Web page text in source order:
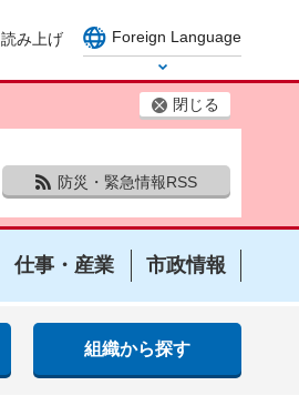
閉じる
防災・緊急情報RSS
読み上げ
Foreign Language
Select Language
仕事・産業 市政情報
組織から探す